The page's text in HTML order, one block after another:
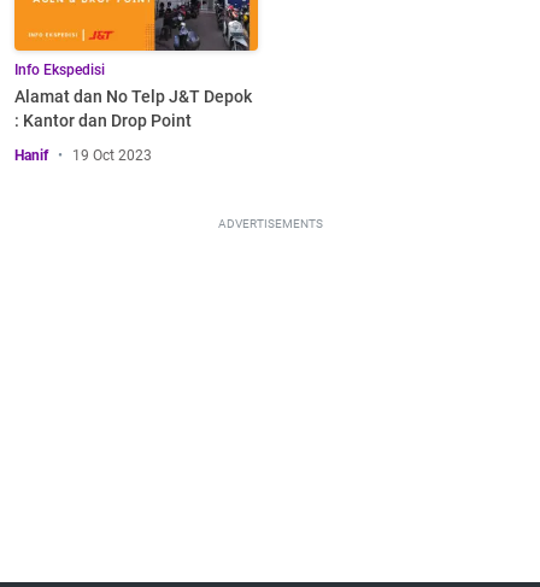
Info Ekspedisi
Alamat dan No Telp J&T Depok
: Kantor dan Drop Point
Hanif 19 Oct 2023
ADVERTISEMENTS